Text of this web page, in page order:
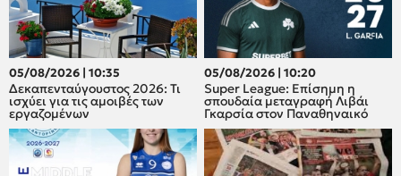
05/08/2026 | 10:35
Δεκαπενταύγουστος 2026: Τι
ισχύει για τις αμοιβές των
εργαζομένων
05/08/2026 | 10:20
Super League: Επίσημη η
σπουδαία μεταγραφή Λιβάι
Γκαρσία στον Παναθηναικό